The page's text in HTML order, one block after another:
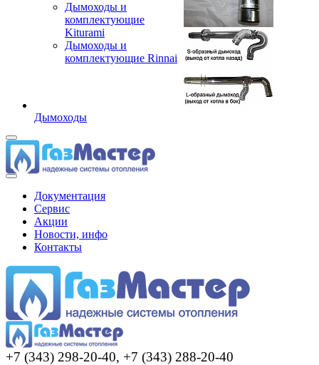
Дымоходы и
комплектующие
Kiturami
Дымоходы и
комплектующие Rinnai
Дымоходы
Документация
Сервис
Акции
Новости, инфо
Контакты
+7 (343) 298-20-40, +7 (343) 288-20-40